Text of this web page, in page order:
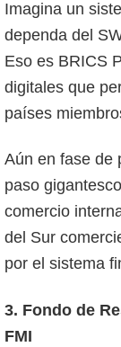
Imagina un
dependa del
Eso es BRICS
digitales que
países
Aún en fase de
paso
comercio
del Sur
por el sistema
3. Fondo de
FMI